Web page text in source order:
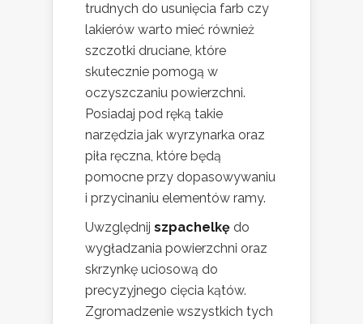
trudnych do usunięcia farb czy
lakierów warto mieć również
szczotki druciane, które
skutecznie pomogą w
oczyszczaniu powierzchni.
Posiadaj pod ręką takie
narzędzia jak wyrzynarka oraz
piła ręczna, które będą
pomocne przy dopasowywaniu
i przycinaniu elementów ramy.
Uwzględnij szpachelkę do
wygładzania powierzchni oraz
skrzynkę uciosową do
precyzyjnego cięcia kątów.
Zgromadzenie wszystkich tych